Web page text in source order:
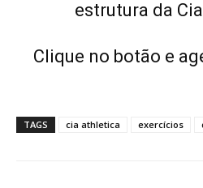
estrutura da
Clique no botão e
TAGS cia athletica exercícios